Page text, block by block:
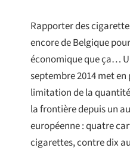
Rapporter des
encore de Belgique
économique que ça…
septembre 2014 met
limitation de la
la frontière depuis un
européenne : quatre
cigarettes, contre dix